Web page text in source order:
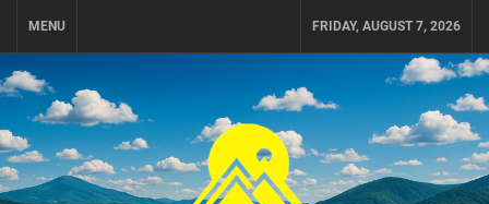
MENU FRIDAY, AUGUST 7, 2026